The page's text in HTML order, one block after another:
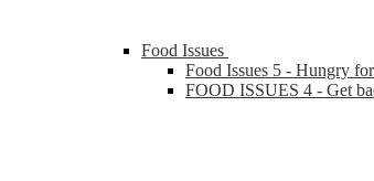
Food Issues
Food Issues 5 - Hungry
FOOD ISSUES 4 - Get